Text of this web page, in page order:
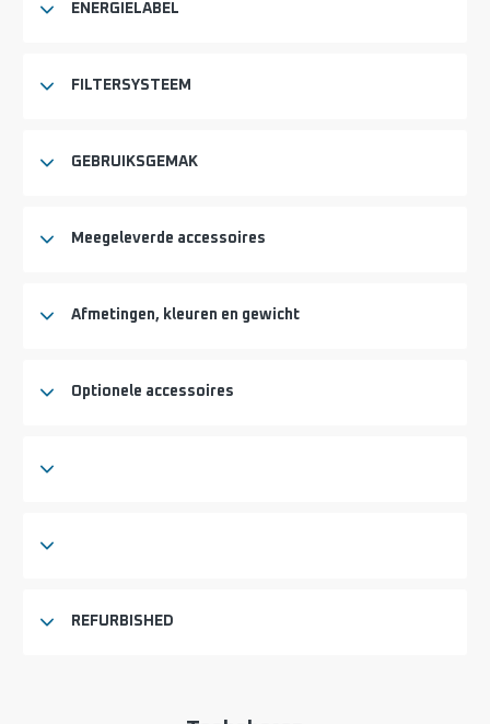
ENERGIELABEL
FILTERSYSTEEM
GEBRUIKSGEMAK
Meegeleverde accessoires
Afmetingen, kleuren en gewicht
Optionele accessoires
REFURBISHED